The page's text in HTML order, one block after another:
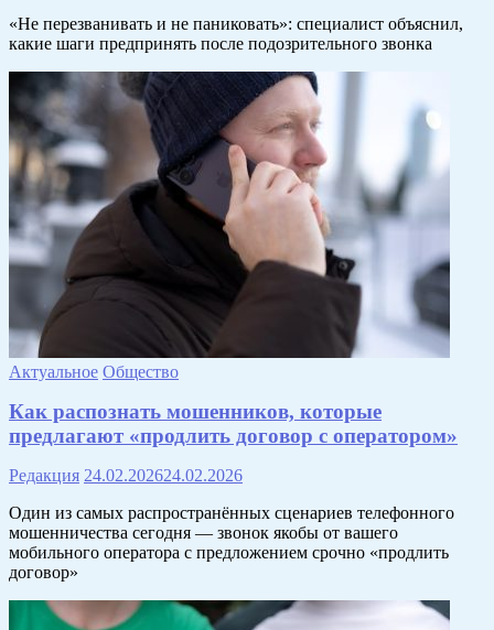
«Не перезванивать и не паниковать»: специалист объяснил,
какие шаги предпринять после подозрительного звонка
Актуальное Общество
Как распознать мошенников, которые
предлагают «продлить договор с оператором»
Редакция 24.02.202624.02.2026
Один из самых распространённых сценариев телефонного
мошенничества сегодня — звонок якобы от вашего
мобильного оператора с предложением срочно «продлить
договор»